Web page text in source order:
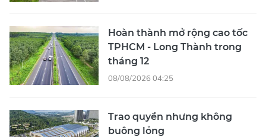
Hoàn thành mở rộng cao tốc
TPHCM - Long Thành trong
tháng 12
08/08/2026 04:25
Trao quyền nhưng không
buông lỏng